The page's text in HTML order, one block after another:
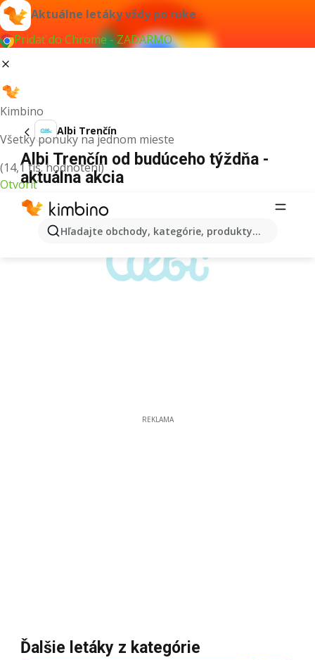
Aktuálne letáky vždy po ruke
Pridať do Chrome - ZADARMO
Kimbino
Všetky ponuky na jednom mieste
(14,1 tis. hodnotení)
Otvoriť
Hľadajte obchody, kategórie, produkty...
Albi Trenčín
Albi Trenčín od budúceho týždňa -
aktuálna akcia
REKLAMA
Ďalšie letáky z kategórie